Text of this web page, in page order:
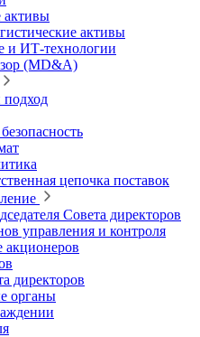
активы
активы
ИТ‑технологии
(MD&A)
подход
цепочка поставок
Совета директоров
управления и контроля
акционеров
директоров
органы